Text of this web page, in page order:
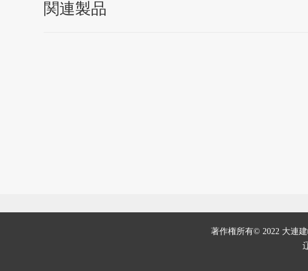
関連製品
著作権所有© 2022 大連